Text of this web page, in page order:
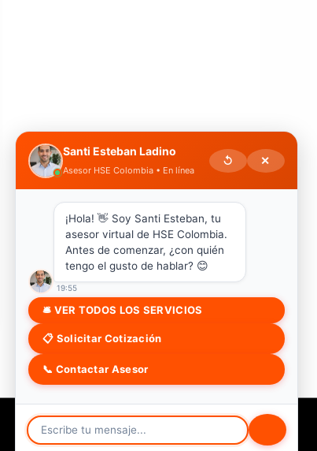
Santi Esteban Ladino
Asesor HSE Colombia • En línea
↺ ✕
¡Hola! 👋 Soy Santi Esteban, tu
asesor virtual de HSE Colombia.
Antes de comenzar, ¿con quién
tengo el gusto de hablar? 😊
19:55
🛎 VER TODOS LOS SERVICIOS
📋 Solicitar Cotización
📞 Contactar Asesor